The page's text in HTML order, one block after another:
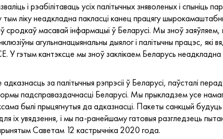
і рэабілітаваць усіх палітычных зняволеных і спыніць
ліку неадкладна пакласці канец працягу
сродкаў масавай інфармацыі ў Беларусі. Мы зноў заяўляем,
агульнанацыянальны дыялог і палітычны працэс, які
У гэтым кантэксце мы зноў заклікаем Беларусь неадкладна
за палітычныя рэпрэсіі ў Беларусі, паўсталі
падсправаздачнасці Беларусі. Мы прыкладзем усе
былі прыцягнутыя да адказнасці. Пакеты санкцый
іх увядзення, і мы па-ранейшаму гатовыя разгледзець
Саветам 12 кастрычніка 2020 года.